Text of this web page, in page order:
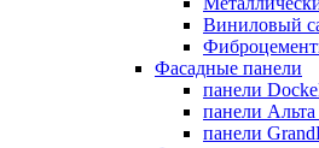
Виниловый
Фасадные панели
панели
панели
панели